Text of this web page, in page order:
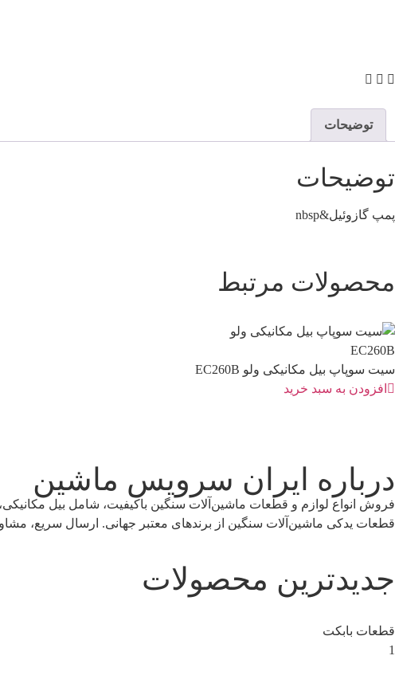
توضیحات
توضیحات
پمپ گازوئیل&nbsp
محصولات مرتبط
سیت سوپاپ بیل مکانیکی ولو EC260B
افزودن به سبد خرید
درباره ایران سرویس ماشین
فروش انواع لوازم و قطعات ماشین‌آلات سنگین باکیفیت، شامل بیل
قطعات یدکی ماشین‌آلات سنگین از برندهای معتبر جهانی. ارسال سریع،
جدیدترین محصولات
قطعات بابکت
1